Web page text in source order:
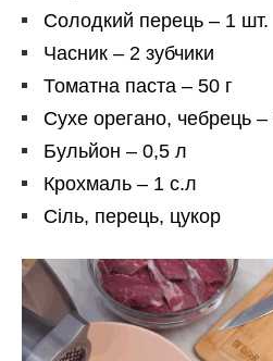
Солодкий перець – 1 шт.
Часник – 2 зубчики
Томатна паста – 50 г
Сухе орегано, чебрець
Бульйон – 0,5 л
Крохмаль – 1 с.л
Сіль, перець, цукор